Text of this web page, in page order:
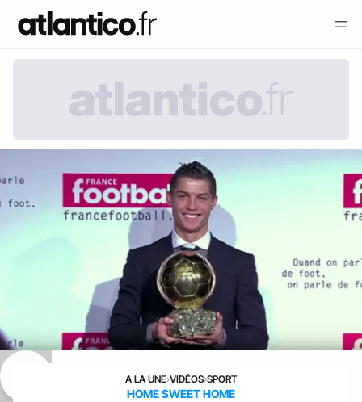
A LA UNE›VIDÉOS›SPORT
HOME SWEET HOME